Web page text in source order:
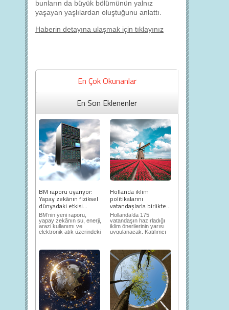
bunların da büyük bölümünün yalnız
yaşayan yaşlılardan oluştuğunu anlattı.
Haberin detayına ulaşmak için tıklayınız
En Çok Okunanlar
En Son Eklenenler
BM raporu uyarıyor:
Yapay zekânın fiziksel
dünyadaki etkisi...
BM’nin yeni raporu,
yapay zekânın su, enerji,
arazi kullanımı ve
elektronik atık üzerindeki
Hollanda iklim
politikalarını
vatandaşlarla birlikte...
Hollanda’da 175
vatandaşın hazırladığı
iklim önerilerinin yarısı
uygulanacak. Katılımcı